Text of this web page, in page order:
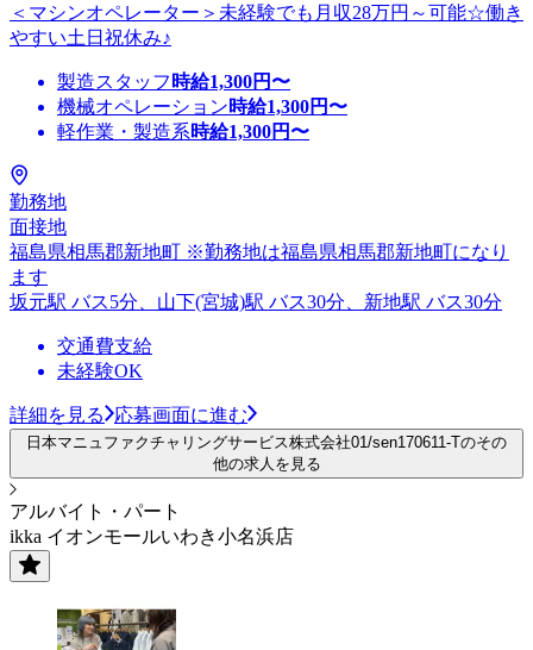
＜マシンオペレーター＞未経験でも月収28万円～可能☆働き
やすい土日祝休み♪
製造スタッフ 時給1,300円〜
機械オペレーション時給1,300円〜
軽作業・製造系時給1,300円〜
勤務地
面接地
福島県相馬郡新地町 ※勤務地は福島県相馬郡新地町になり
ます
坂元駅 バス5分、山下(宮城)駅 バス30分、新地駅 バス30分
交通費支給
未経験OK
詳細を見る 応募画面に進む
日本マニュファクチャリングサービス株式会社01/sen170611-Tのその
他の求人を見る
アルバイト・パート
ikka イオンモールいわき小名浜店